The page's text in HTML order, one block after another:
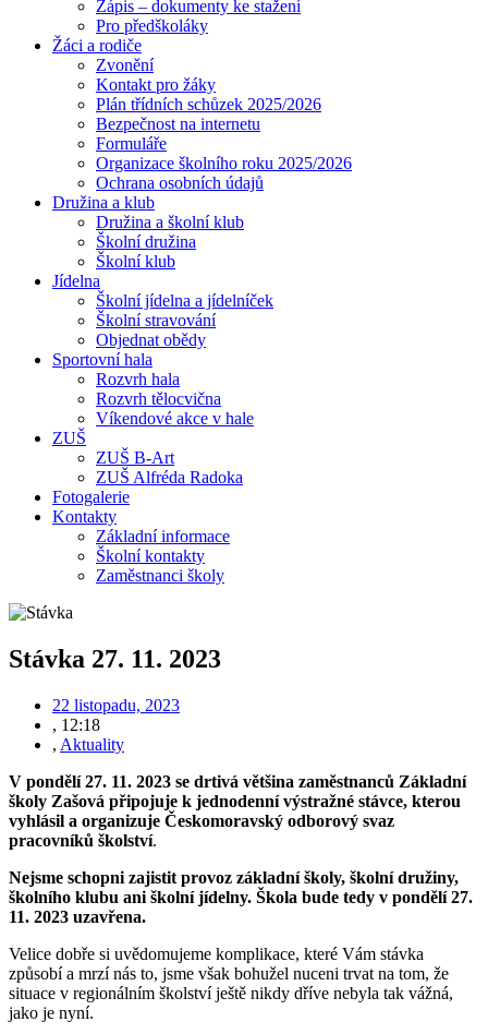
Zápis – dokumenty ke stažení
Pro předškoláky
Žáci a rodiče
Zvonění
Kontakt pro žáky
Plán třídních schůzek 2025/2026
Bezpečnost na internetu
Formuláře
Organizace školního roku 2025/2026
Ochrana osobních údajů
Družina a klub
Družina a školní klub
Školní družina
Školní klub
Jídelna
Školní jídelna a jídelníček
Školní stravování
Objednat obědy
Sportovní hala
Rozvrh hala
Rozvrh tělocvična
Víkendové akce v hale
ZUŠ
ZUŠ B-Art
ZUŠ Alfréda Radoka
Fotogalerie
Kontakty
Základní informace
Školní kontakty
Zaměstnanci školy
Stávka 27. 11. 2023
22 listopadu, 2023
, 12:18
, Aktuality
V pondělí 27. 11. 2023 se drtivá většina zaměstnanců Základní
školy Zašová připojuje k jednodenní výstražné stávce, kterou
vyhlásil a organizuje Českomoravský odborový svaz
pracovníků školství.
Nejsme schopni zajistit provoz základní školy, školní družiny,
školního klubu ani školní jídelny. Škola bude tedy v pondělí 27.
11. 2023 uzavřena.
Velice dobře si uvědomujeme komplikace, které Vám stávka
způsobí a mrzí nás to, jsme však bohužel nuceni trvat na tom, že
situace v regionálním školství ještě nikdy dříve nebyla tak vážná,
jako je nyní.